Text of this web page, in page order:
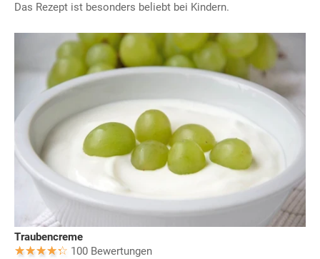
Das Rezept ist besonders beliebt bei Kindern.
Traubencreme
100 Bewertungen